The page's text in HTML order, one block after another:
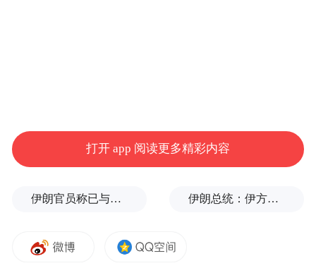
户们，感谢你们的支持，这辆车我们真的下
了很大的功夫。”
打开 app 阅读更多精彩内容
伊朗官员称已与阿曼就霍尔木兹海峡通行问题明确总体框架 伊朗总统：伊方未在涉谅解备忘录的谈判中作任何让步